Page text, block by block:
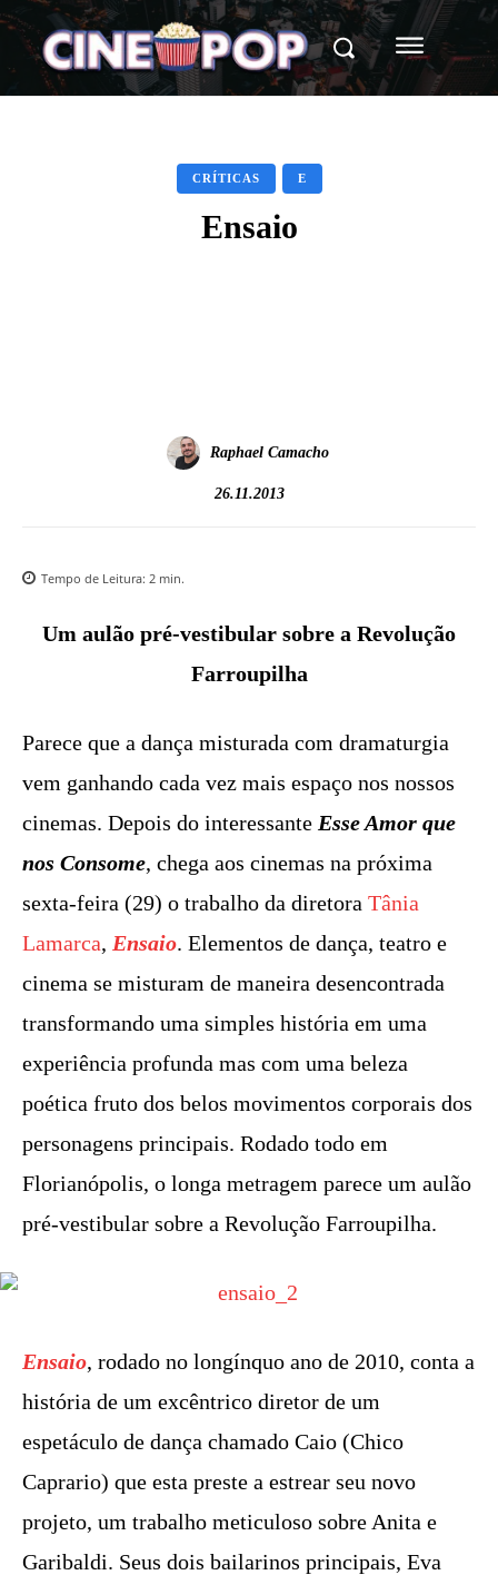
CRÍTICAS E
Ensaio
Raphael Camacho
26.11.2013
Tempo de Leitura: 2 min.
Um aulão pré-vestibular sobre a Revolução
Farroupilha
Parece que a dança misturada com dramaturgia
vem ganhando cada vez mais espaço nos nossos
cinemas. Depois do interessante Esse Amor que
nos Consome, chega aos cinemas na próxima
sexta-feira (29) o trabalho da diretora Tânia
Lamarca, Ensaio. Elementos de dança, teatro e
cinema se misturam de maneira desencontrada
transformando uma simples história em uma
experiência profunda mas com uma beleza
poética fruto dos belos movimentos corporais dos
personagens principais. Rodado todo em
Florianópolis, o longa metragem parece um aulão
pré-vestibular sobre a Revolução Farroupilha.
Ensaio, rodado no longínquo ano de 2010, conta a
história de um excêntrico diretor de um
espetáculo de dança chamado Caio (Chico
Caprario) que esta preste a estrear seu novo
projeto, um trabalho meticuloso sobre Anita e
Garibaldi. Seus dois bailarinos principais, Eva